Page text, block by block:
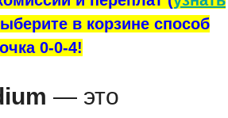
в корзине способ
0-0-4!
— это